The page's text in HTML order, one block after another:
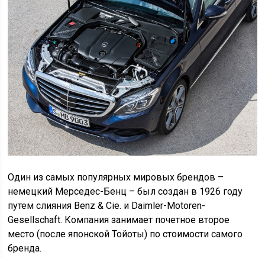
Один из самых популярных мировых брендов –
немецкий Мерседес-Бенц – был создан в 1926 году
путем слияния Benz & Cie. и Daimler-Motoren-
Gesellschaft. Компания занимает почетное второе
место (после японской Тойоты) по стоимости самого
бренда.